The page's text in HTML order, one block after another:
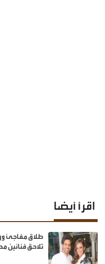
اقرأ أيضا
طلاق مفاجئ
تلاحق فنانين